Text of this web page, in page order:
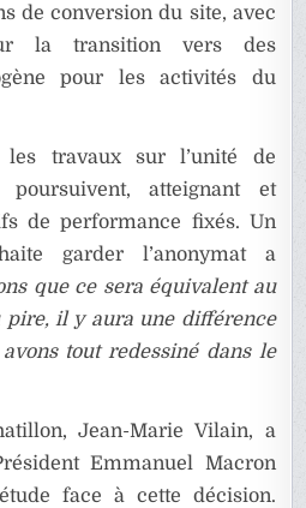
de conversion du site, avec
la transition vers des
pour les activités du
les travaux sur l’unité de
atteignant et
de performance fixés. Un
garder l’anonymat a
que ce sera équivalent au
pire, il y aura une différence
tout redessiné dans le
Jean-Marie Vilain, a
Emmanuel Macron
face à cette décision.